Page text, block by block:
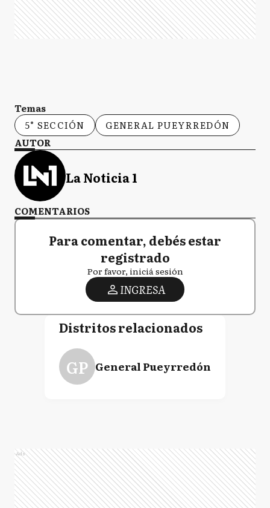
Temas
5° SECCIÓN
GENERAL PUEYRREDÓN
AUTOR
La Noticia 1
COMENTARIOS
Para comentar, debés estar
registrado
Por favor, iniciá sesión
INGRESA
Distritos relacionados
GP General Pueyrredón
Ads